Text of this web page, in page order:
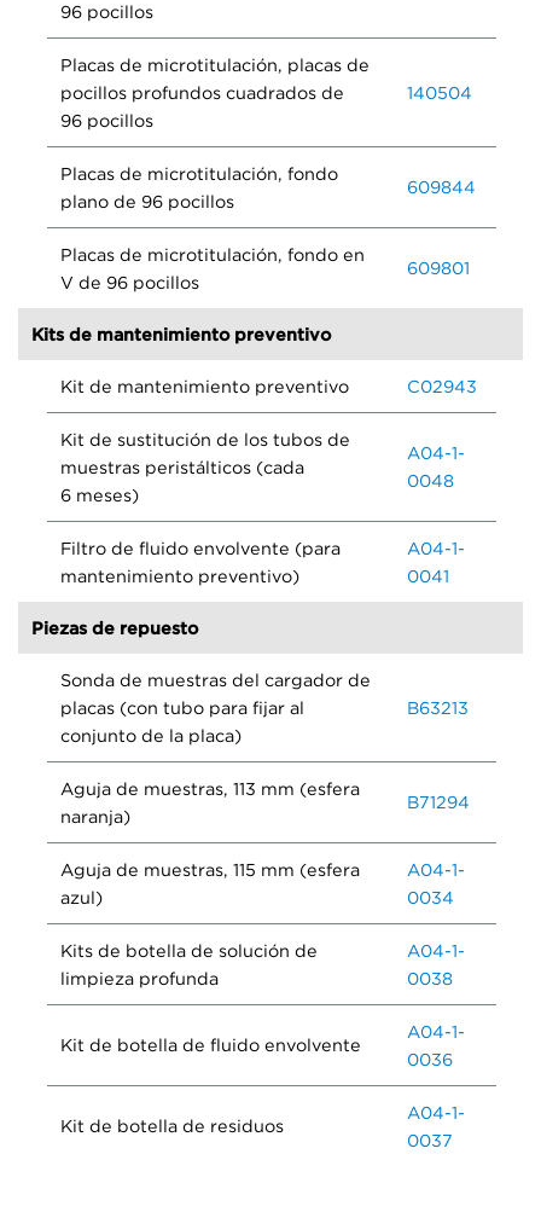
96 pocillos
Placas de microtitulación, placas de
pocillos profundos cuadrados de
96 pocillos
140504
Placas de microtitulación, fondo
plano de 96 pocillos
609844
Placas de microtitulación, fondo en
V de 96 pocillos
609801
Kits de mantenimiento preventivo
Kit de mantenimiento preventivo C02943
Kit de sustitución de los tubos de
muestras peristálticos (cada
6 meses)
A04-1-
0048
Filtro de fluido envolvente (para
mantenimiento preventivo)
A04-1-
0041
Piezas de repuesto
Sonda de muestras del cargador de
placas (con tubo para fijar al
conjunto de la placa)
B63213
Aguja de muestras, 113 mm (esfera
naranja)
B71294
Aguja de muestras, 115 mm (esfera
azul)
A04-1-
0034
Kits de botella de solución de
limpieza profunda
A04-1-
0038
Kit de botella de fluido envolvente
A04-1-
0036
Kit de botella de residuos
A04-1-
0037